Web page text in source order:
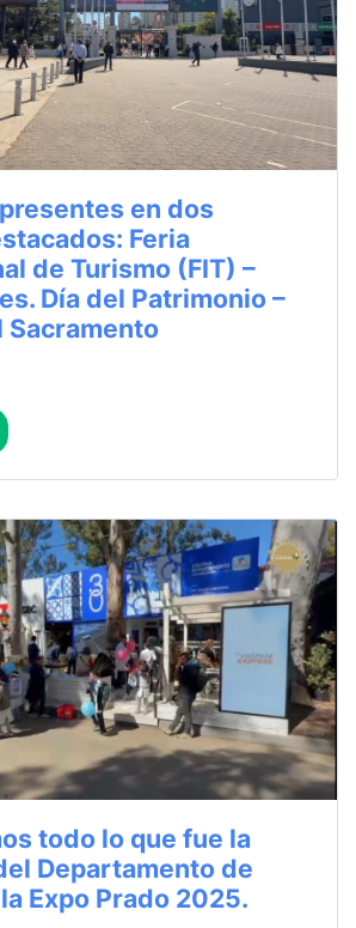
en dos
Feria
de Turismo (FIT) –
Día del Patrimonio –
Sacramento
todo lo que fue la
Departamento de
Expo Prado 2025.